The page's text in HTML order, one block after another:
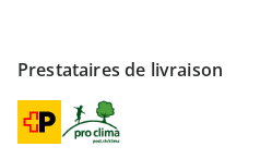
Prestataires de livraison